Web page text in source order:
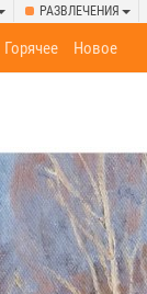
РАЗВЛЕЧЕНИЯ
Горячее Новое